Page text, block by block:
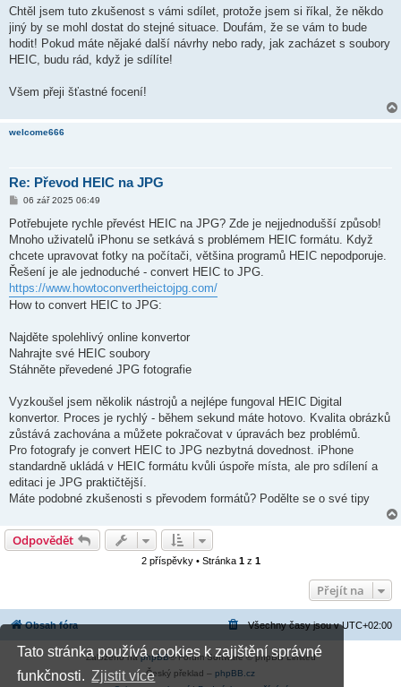
Tato stránka používá cookies k zajištění správné
funkčnosti. Zjistit více
Chtěl jsem tuto zkušenost s vámi sdílet, protože jsem si říkal, že někdo
jiný by se mohl dostat do stejné situace. Doufám, že se vám to bude
hodit! Pokud máte nějaké další návrhy nebo rady, jak zacházet s soubory
HEIC, budu rád, když je sdílíte!
Všem přeji šťastné focení!
welcome666
Re: Převod HEIC na JPG
P
í
p
ě
e
k
06 zář 2025 06:49
Potřebujete rychle převést HEIC na JPG? Zde je nejjednodušší způsob!
Mnoho uživatelů iPhonu se setkává s problémem HEIC formátu. Když
chcete upravovat fotky na počítači, většina programů HEIC nepodporuje.
Řešení je ale jednoduché - convert HEIC to JPG.
https://www.howtoconvertheictojpg.com/
How to convert HEIC to JPG:
Najděte spolehlivý online konvertor
Nahrajte své HEIC soubory
Stáhněte převedené JPG fotografie
Vyzkoušel jsem několik nástrojů a nejlépe fungoval HEIC Digital
konvertor. Proces je rychlý - během sekund máte hotovo. Kvalita obrázků
zůstává zachována a můžete pokračovat v úpravách bez problémů.
Pro fotografy je convert HEIC to JPG nezbytná dovednost. iPhone
standardně ukládá v HEIC formátu kvůli úspoře místa, ale pro sdílení a
editaci je JPG praktičtější.
Máte podobné zkušenosti s převodem formátů? Podělte se o své tipy
Odpovědět
2 příspěvky • Stránka 1z 1
Přejít na
Obsah fóra Všechny časy jsou vUTC+02:00
Založeno naphpBB® Forum Software © phpBB Limited
Český překlad – phpBB.cz